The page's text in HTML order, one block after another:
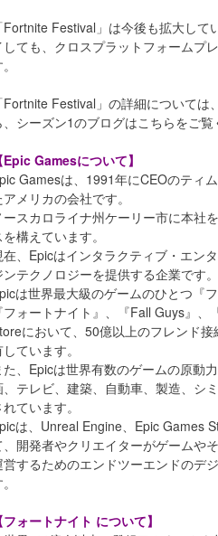
Fortnite Festival」は今後も拡大して
しても、クロスプラットフォームプ
Fortnite Festival」の詳細については
、シーズン1のブログはこちらをご覧
Epic Gamesについて】
Gamesは、1991年にCEOのティ
メリカの会社です。
ースカロライナ州ケーリー市に本社
構えています。
在、Epicはインタラクティブ・エン
ンテクノロジーを提供する企業です。
は世界最大級のゲームのひとつ『
フォートナイト』、『Fall Guys』、
において、50億以上のフレンド
ています。
た、Epicは世界有数のゲームの原動
、テレビ、建築、自動車、製造、シ
ています。
は、Unreal Engine、Epic Games
、開発者やクリエイターがゲームや
営するためのエンドツーエンドのデ
フォートナイト について】